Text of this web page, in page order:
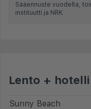
Sääennuste vuodelta,
instituutti ja NRK
Lento + hotelli
Sunny Beach